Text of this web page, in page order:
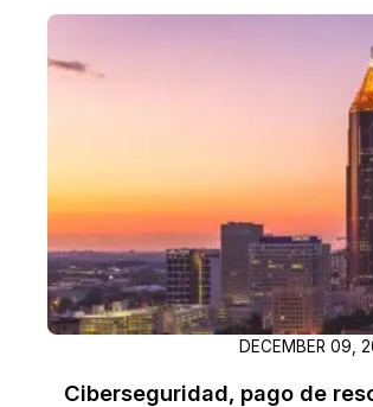
DECEMBER 09,
Ciberseguridad, pago de